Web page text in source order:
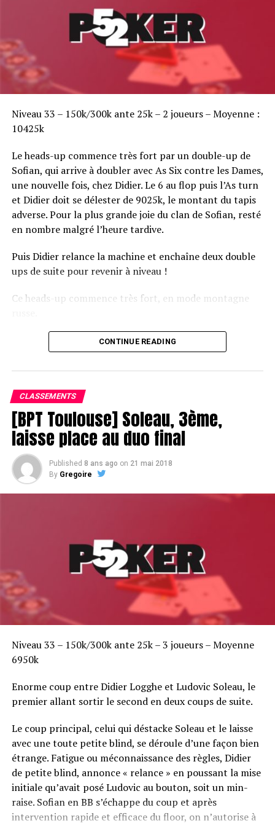
Niveau 33 – 150k/300k ante 25k – 2 joueurs – Moyenne :
10425k
Le heads-up commence très fort par un double-up de
Sofian, qui arrive à doubler avec As Six contre les Dames,
une nouvelle fois, chez Didier. Le 6 au flop puis l’As turn
et Didier doit se délester de 9025k, le montant du tapis
adverse. Pour la plus grande joie du clan de Sofian, resté
en nombre malgré l’heure tardive.
Puis Didier relance la machine et enchaîne deux double
ups de suite pour revenir à niveau !
Ce heads-up commence très fort, en mode montagne
Le champagne va réchauffer si les deux finalistes ne se décident pas !
CONTINUE READING
CLASSEMENTS
[BPT Toulouse] Soleau, 3ème,
laisse place au duo final
Published 8 ans ago on 21 mai 2018
By Gregoire
Niveau 33 – 150k/300k ante 25k – 3 joueurs – Moyenne
6950k
Enorme coup entre Didier Logghe et Ludovic Soleau, le
premier allant sortir le second en deux coups de suite.
Le coup principal, celui qui déstacke Soleau et le laisse
avec une toute petite blind, se déroule d’une façon bien
étrange. Fatigue ou méconnaissance des règles, Didier
de petite blind, annonce « relance » en poussant la mise
initiale qu’avait posé Ludovic au bouton, soit un min-
raise. Sofian en BB s’échappe du coup et après
intervention rapide et efficace du floor, on n’autorise à